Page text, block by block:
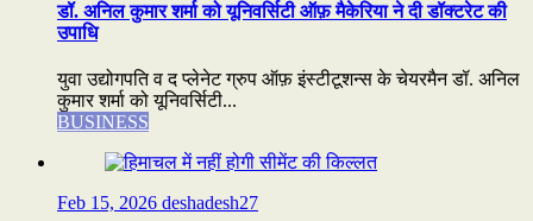
डॉ. अनिल कुमार शर्मा को यूनिवर्सिटी ऑफ़ मैकेरिया ने दी डॉक्टरेट की
उपाधि
युवा उद्योगपति व द प्लेनेट ग्रुप ऑफ़ इंस्टीटूशन्स के चेयरमैन डॉ. अनिल
कुमार शर्मा को यूनिवर्सिटी...
BUSINESS
Feb 15, 2026 deshadesh27